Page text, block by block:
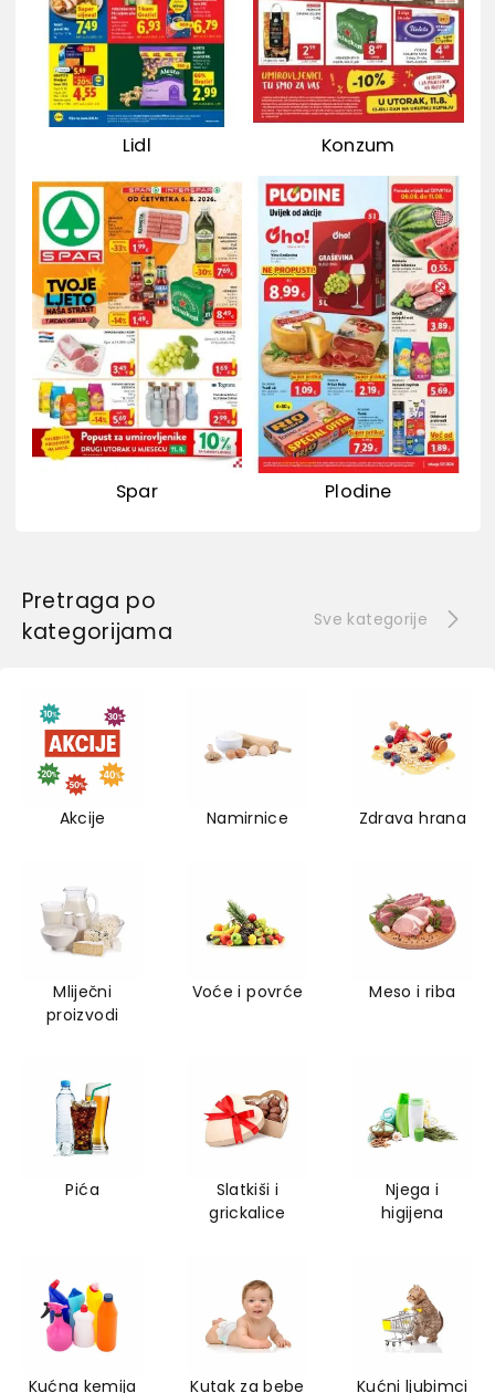
Lidl Konzum
Spar Plodine
Pretraga po
kategorijama
Sve kategorije
Akcije Namirnice Zdrava hrana
Mliječni
proizvodi
Voće i povrće Meso i riba
Pića
Slatkiši i
grickalice
Njega i
higijena
Kućna kemija Kutak za bebe Kućni ljubimci